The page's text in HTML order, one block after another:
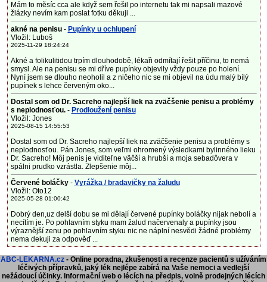
Mám to měsíc cca ale když sem řešil po internetu tak mi napsali mazové
žlázky nevím kam poslat fotku děkuji ...
akné na penisu- Pupínky u ochlupení
Vložil: Luboš
2025-11-29 18:24:24
Akné a folikulitidou trpím dlouhodobě, lékaři odmítají řešit příčinu, to nemá
smysl. Ale na penisu se mi dříve pupínky objevily vždy pouze po holení.
Nyní jsem se dlouho neoholil a z ničeho nic se mi objevil na údu malý bílý
pupínek s lehce červeným oko...
Dostal som od Dr. Sacreho najlepší liek na zväčšenie penisu a problémy
s neplodnosťou.- Prodloužení penisu
Vložil: Jones
2025-08-15 14:55:53
Dostal som od Dr. Sacreho najlepší liek na zväčšenie penisu a problémy s
neplodnosťou. Pán Jones, som veľmi ohromený výsledkami bylinného lieku
Dr. Sacreho! Môj penis je viditeľne väčší a hrubší a moja sebadôvera v
spálni prudko vzrástla. Zlepšenie môj...
Červené boláčky - Vyrážka / bradavičky na žaludu
Vložil: Oto12
2025-05-28 01:00:42
Dobrý den,uz delší dobu se mi dělají červené pupínky boláčky nijak nebolí a
necítím je. Po pohlavním styku mam žalud načervenaly a pupínky jsou
výraznější zenu po pohlavním styku nic ne náplní nesvědi žádné problémy
nema dekuji za odpověď ...
ABC-LEKARNA.cz - Online poradna, zkušenosti a recenze pacientů s užíváním
léčivých přípravků, jaký lék nejlépe zabírá na Vaše nemoci a vedlejší
nežádoucí účinky. Informační web o lécích na předpis, volně prodejných lécích